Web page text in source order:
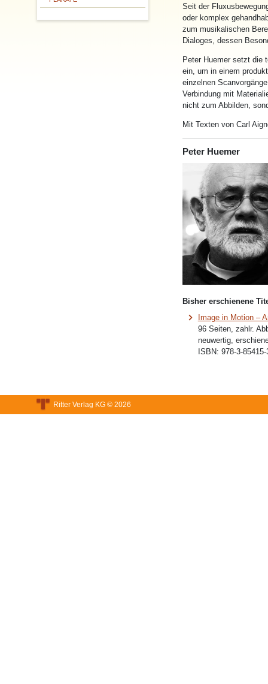
Seit der
oder komplex
zum musikalischen
Dialoges, dessen
Peter Huemer setzt die
ein, um in einem
einzelnen
Verbindung mit
nicht zum Abbilden,
MitTexten von Carl
Peter Huemer
Bisher erschienene
Image in Motion –
96 Seiten, zahlr.
neuwertig,
ISBN: 978-3-85415-
Ritter Verlag KG © 2026